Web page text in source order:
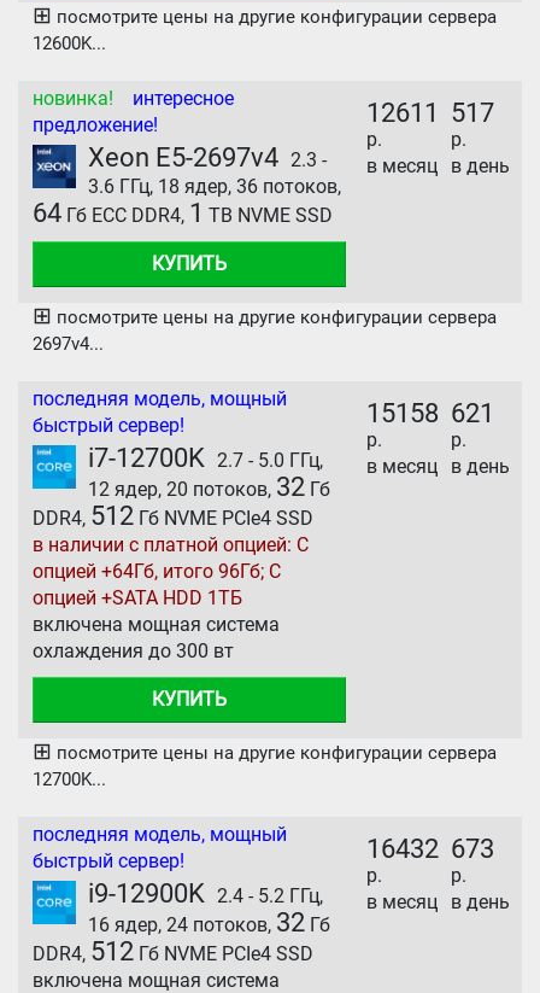
⊞ посмотрите цены на другие конфигурации сервера
12600K...
новинка! интересное
предложение!
Xeon E5-2697v4 2.3 -
3.6 ГГц, 18 ядер, 36 потоков,
64 Гб ECC DDR4, 1 TB NVME SSD
КУПИТЬ
12611
р.
в месяц
517
р.
в день
⊞ посмотрите цены на другие конфигурации сервера
2697v4...
последняя модель, мощный
быстрый сервер!
i7-12700K
2.7 - 5.0 ГГц,
12 ядер, 20 потоков, 32 Гб
DDR4, 512 Гб NVME PCIe4 SSD
в наличии с платной опцией: С
опцией +64Гб, итого 96Гб; С
опцией +SATA HDD 1ТБ
включена мощная система
охлаждения до 300 вт
КУПИТЬ
15158
р.
в месяц
621
р.
в день
⊞ посмотрите цены на другие конфигурации сервера
12700K...
последняя модель, мощный
быстрый сервер!
i9-12900K
2.4 - 5.2 ГГц,
16 ядер, 24 потоков, 32 Гб
DDR4, 512 Гб NVME PCIe4 SSD
включена мощная система
16432
р.
в месяц
673
р.
в день